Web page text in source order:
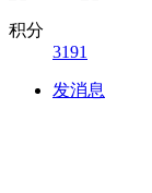
积分
3191
发消息